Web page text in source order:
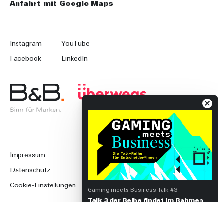
Anfahrt mit Google Maps
Impressum
Datenschutz
Cookie-Einstellungen
Instagram YouTube
Facebook LinkedIn
Gaming meets Business Talk #3
Talk 3 der Reihe findet im Rahmen